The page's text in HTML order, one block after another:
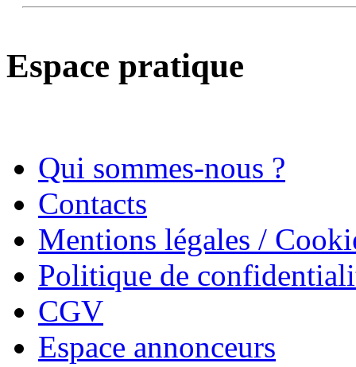
Espace pratique
Qui sommes-nous ?
Contacts
Mentions légales /
Politique de
CGV
Espace annonceurs